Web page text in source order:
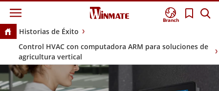
Branch
Historias de Éxito
Control HVAC con computadora ARM para soluciones de
agricultura vertical